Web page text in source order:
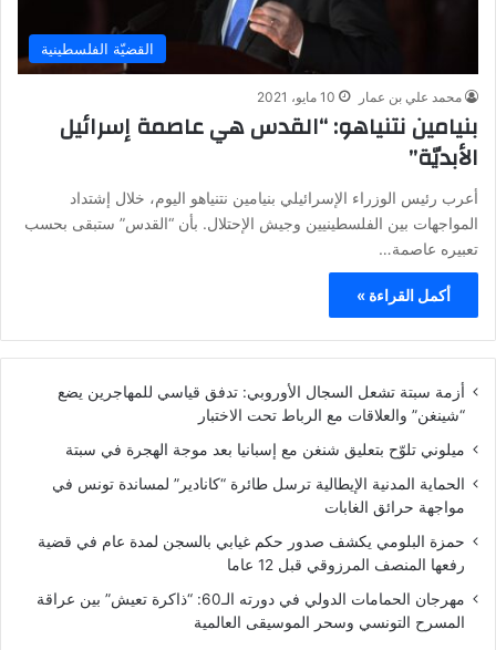
القضيّة الفلسطينية
محمد علي بن عمار 10 مايو، 2021
بنيامين نتنياهو: “القدس هي عاصمة إسرائيل
الأبديّة”
أعرب رئيس الوزراء الإسرائيلي بنيامين نتنياهو اليوم، خلال إشتداد
المواجهات بين الفلسطينيين وجيش الإحتلال. بأن “القدس” ستبقى بحسب
تعبيره عاصمة…
أكمل القراءة »
أزمة سبتة تشعل السجال الأوروبي: تدفق قياسي للمهاجرين يضع
“شينغن” والعلاقات مع الرباط تحت الاختبار
ميلوني تلوّح بتعليق شنغن مع إسبانيا بعد موجة الهجرة في سبتة
الحماية المدنية الإيطالية ترسل طائرة “كانادير” لمساندة تونس في
مواجهة حرائق الغابات
حمزة البلومي يكشف صدور حكم غيابي بالسجن لمدة عام في قضية
رفعها المنصف المرزوقي قبل 12 عاما
مهرجان الحمامات الدولي في دورته الـ60: “ذاكرة تعيش” بين عراقة
المسرح التونسي وسحر الموسيقى العالمية